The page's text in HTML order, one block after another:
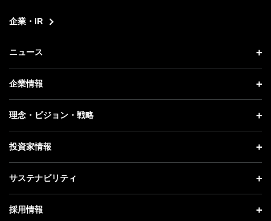
企業・IR
ニュース
ニュース トップ
プレスリリース
更新情報
記者説明会
企業情報
企業情報 トップ
社長メッセージ
事業紹介
ガバナンス
理念・ビジョン・戦略
理念・ビジョン・戦略 トップ
成長戦略「Activate AI for Society」
人材戦略
投資家情報
投資家情報 トップ
経営方針
サステナビリティ
サステナビリティ トップ
採用情報